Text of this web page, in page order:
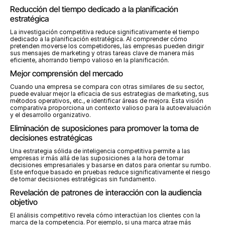
Reducción del tiempo dedicado a la planificación
estratégica
La investigación competitiva reduce significativamente el tiempo
dedicado a la planificación estratégica. Al comprender cómo
pretenden moverse los competidores, las empresas pueden dirigir
sus mensajes de marketing y otras tareas clave de manera más
eficiente, ahorrando tiempo valioso en la planificación.
Mejor comprensión del mercado
Cuando una empresa se compara con otras similares de su sector,
puede evaluar mejor la eficacia de sus estrategias de marketing, sus
métodos operativos, etc., e identificar áreas de mejora. Esta visión
comparativa proporciona un contexto valioso para la autoevaluación
y el desarrollo organizativo.
Eliminación de suposiciones para promover la toma de
decisiones estratégicas
Una estrategia sólida de inteligencia competitiva permite a las
empresas ir más allá de las suposiciones a la hora de tomar
decisiones empresariales y basarse en datos para orientar su rumbo.
Este enfoque basado en pruebas reduce significativamente el riesgo
de tomar decisiones estratégicas sin fundamento.
Revelación de patrones de interacción con la audiencia
objetivo
El análisis competitivo revela cómo interactúan los clientes con la
marca de la competencia. Por ejemplo, si una marca atrae más